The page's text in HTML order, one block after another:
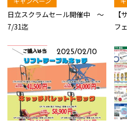
日立スクラムセール開催中 ～
7/31迄
【
フ
2025/02/10